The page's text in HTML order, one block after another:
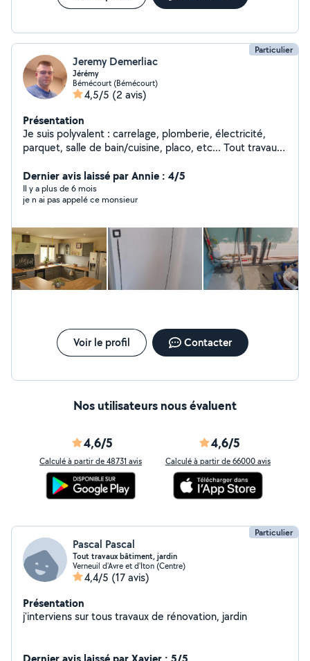
Particulier
Jeremy Demerliac
Jérémy
Bémécourt (Bémécourt)
4,5/5 (2 avis)
Présentation
Je suis polyvalent : carrelage, plomberie, électricité,
parquet, salle de bain/cuisine, placo, etc... Tout travaux
Dernier avis laissé par Annie : 4/5
Il y a plus de 6 mois
je n ai pas appelé ce monsieur
Voir le profil Contacter
Nos utilisateurs nous évaluent
4,6/5
Calculé à partir de 48731 avis
4,6/5
Calculé à partir de 66000 avis
Particulier
Pascal Pascal
Tout travaux bâtiment, jardin
Verneuil d'Avre et d'Iton (Centre)
4,4/5 (17 avis)
Présentation
j'interviens sur tous travaux de rénovation, jardin